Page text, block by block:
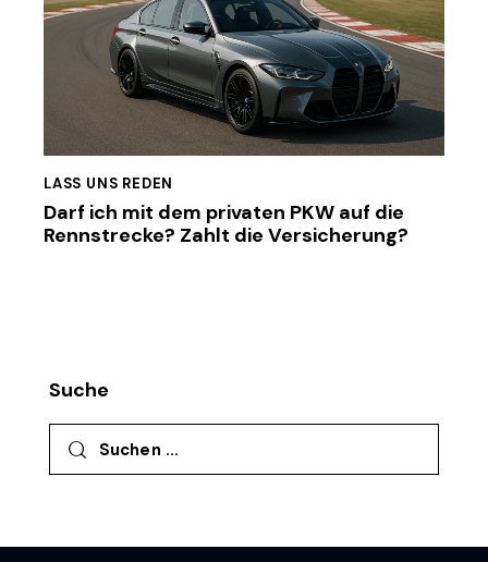
LASS UNS REDEN
Darf ich mit dem privaten PKW auf die
Rennstrecke? Zahlt die Versicherung?
Suche
Suchen nach: